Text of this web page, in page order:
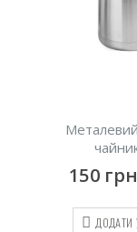
150
ДОДАТИ